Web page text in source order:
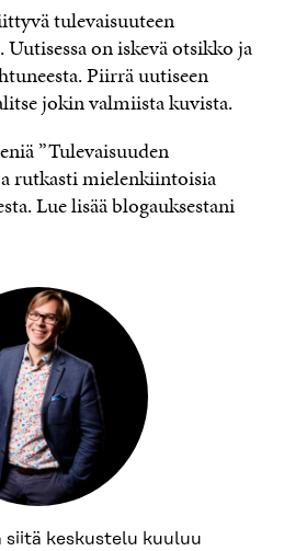
tulevaisuuteen
on iskevä otsikko ja
Piirrä uutiseen
jokin valmiista kuvista.
”Tulevaisuuden
rutkasti mielenkiintoisia
Lue lisää blogauksestani
siitä keskustelu kuuluu